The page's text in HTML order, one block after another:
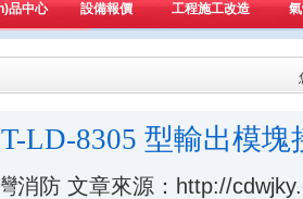
品中心 設備報價 工程施工改造
LD-8305 型輸出模
消防 文章來源：http://